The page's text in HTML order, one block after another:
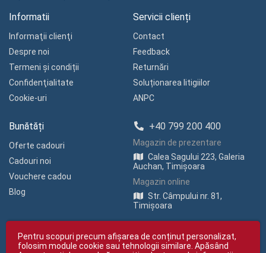
Informatii
Informaţii clienţi
Despre noi
Termeni și condiții
Confidenţialitate
Cookie-uri
Servicii clienți
Contact
Feedback
Returnări
Soluționarea litigiilor
ANPC
Bunătăți
Oferte cadouri
Cadouri noi
Vouchere cadou
Blog
+40 799 200 400
Magazin de prezentare
Calea Sagului 223, Galeria
Auchan, Timișoara
Magazin online
Str. Câmpului nr. 81,
Timișoara
Pentru scopuri precum afișarea de conținut personalizat,
folosim module cookie sau tehnologii similare. Apăsând